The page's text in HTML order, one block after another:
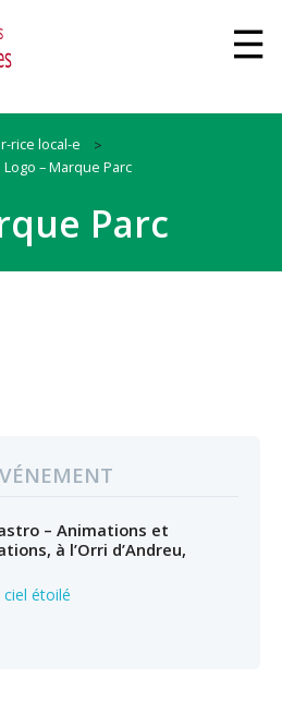
rice local-e
Logo – Marque Parc
Parc
– Animations et
à l’Orri d’Andreu,
ciel étoilé